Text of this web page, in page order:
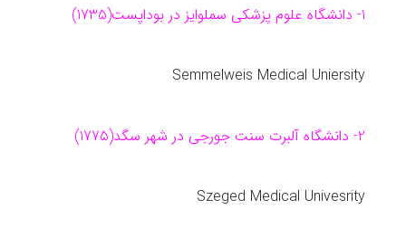
1- دانشگاه علوم پزشكی سملوایز در بوداپست(1735)
Semmelweis Medical Uniersity
2- دانشگاه آلبرت سنت جورجی در شهر سگد(1775)
Szeged Medical Univesrity